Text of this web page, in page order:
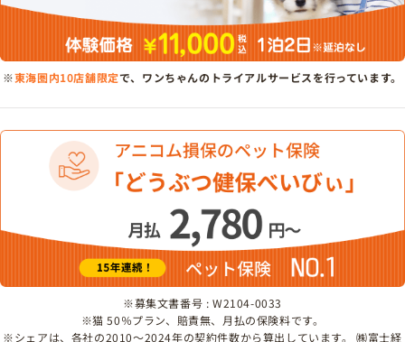
※東海圏内10店舗限定で、ワンちゃんのトライアルサービスを行っています。
※募集文書番号 : W2104-0033
※猫 50％プラン、賠責無、月払の保険料です。
※シェアは、各社の2010～2024年の契約件数から算出しています。 ㈱富士経